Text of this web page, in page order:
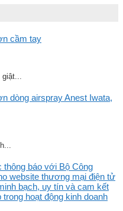
cầm tay
dòng airspray Anest Iwata,
thông báo với Bộ Công
website thương mại điện tử
bạch, uy tín và cam kết
hoạt động kinh doanh